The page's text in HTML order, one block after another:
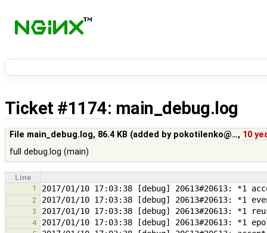
Ticket #1174: main_debug.log
File main_debug.log, 86.4 KB (added by pokotilenko@…, 10
full debug.log (main)
Line
1
2
3
4